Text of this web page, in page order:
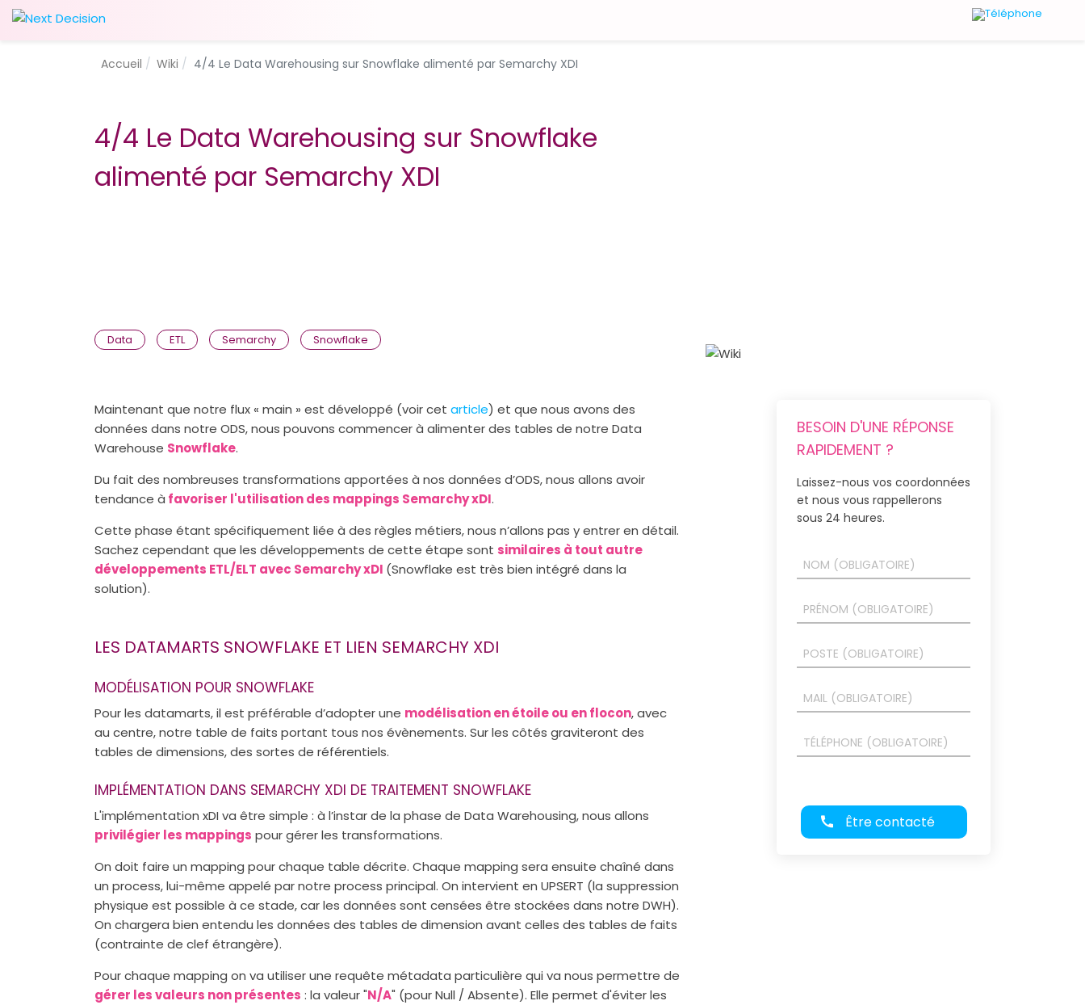
Accueil Wiki 4/4 Le Data Warehousing sur Snowflake alimenté par Semarchy XDI
4/4 Le Data Warehousing sur Snowflake
alimenté par Semarchy XDI
Data ETL Semarchy Snowflake
Maintenant que notre flux « main » est développé (voir cet article) et que nous avons des
données dans notre ODS, nous pouvons commencer à alimenter des tables de notre Data
Warehouse Snowflake.
Du fait des nombreuses transformations apportées à nos données d’ODS, nous allons avoir
tendance à favoriser l'utilisation des mappings Semarchy xDI.
Cette phase étant spécifiquement liée à des règles métiers, nous n’allons pas y entrer en détail.
Sachez cependant que les développements de cette étape sont similaires à tout autre
développements ETL/ELT avec Semarchy xDI (Snowflake est très bien intégré dans la
solution).
LES DATAMARTS SNOWFLAKE ET LIEN SEMARCHY XDI
MODÉLISATION POUR SNOWFLAKE
Pour les datamarts, il est préférable d’adopter une modélisation en étoile ou en flocon, avec
au centre, notre table de faits portant tous nos évènements. Sur les côtés graviteront des
tables de dimensions, des sortes de référentiels.
IMPLÉMENTATION DANS SEMARCHY XDI DE TRAITEMENT SNOWFLAKE
L'implémentation xDI va être simple : à l’instar de la phase de Data Warehousing, nous allons
privilégier les mappings pour gérer les transformations.
On doit faire un mapping pour chaque table décrite. Chaque mapping sera ensuite chaîné dans
un process, lui-même appelé par notre process principal. On intervient en UPSERT (la suppression
physique est possible à ce stade, car les données sont censées être stockées dans notre DWH).
On chargera bien entendu les données des tables de dimension avant celles des tables de faits
(contrainte de clef étrangère).
Pour chaque mapping on va utiliser une requête métadata particulière qui va nous permettre de
gérer les valeurs non présentes : la valeur "N/A" (pour Null / Absente). Elle permet d'éviter les
BESOIN D'UNE RÉPONSE
RAPIDEMENT ?
Laissez-nous vos coordonnées
et nous vous rappellerons
sous 24 heures.
Être contacté